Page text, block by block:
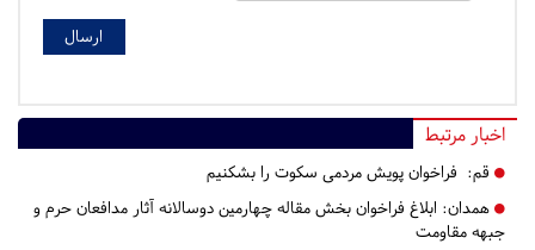
اخبار مرتبط
قم: فراخوان پویش مردمی سکوت را بشکنیم
همدان: ابلاغ فراخوان بخش مقاله چهارمین دوسالانه آثار مدافعان حرم و
جبهه مقاومت